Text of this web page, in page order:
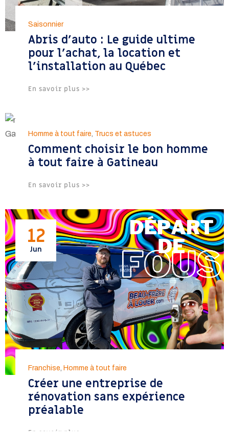
Saisonnier
Abris d’auto : Le guide ultime
pour l’achat, la location et
l’installation au Québec
En savoir plus >>
05
Feb
Homme à tout faire, Trucs et astuces
Comment choisir le bon homme
à tout faire à Gatineau
En savoir plus >>
12
Jun
Franchise Homme à tout faire
Créer une entreprise de
rénovation sans expérience
préalable
En savoir plus >>